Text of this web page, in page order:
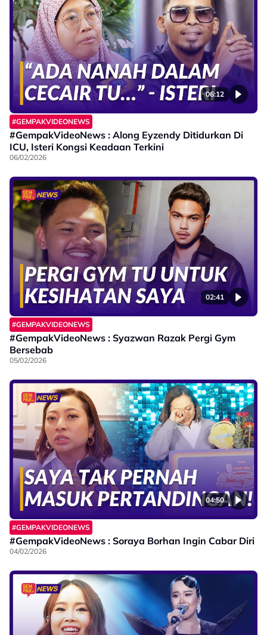
06:12
#GEMPAKVIDEONEWS
#GempakVideoNews : Along Eyzendy Ditidurkan Di
ICU, Isteri Kongsi Keadaan Terkini
06/02/2026
02:41
#GEMPAKVIDEONEWS
#GempakVideoNews : Syazwan Razak Pergi Gym
Bersebab
05/02/2026
04:50
#GEMPAKVIDEONEWS
#GempakVideoNews : Soraya Borhan Ingin Cabar Diri
04/02/2026